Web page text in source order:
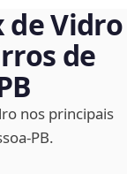
de Vidro
de
nos principais